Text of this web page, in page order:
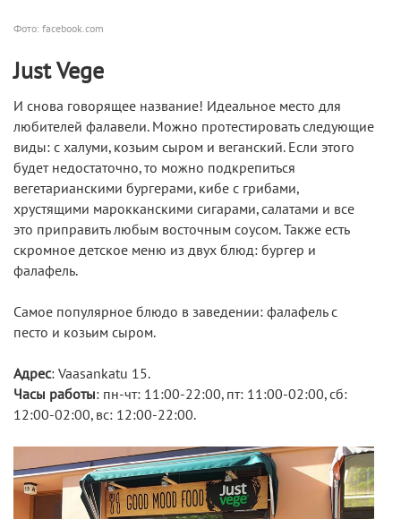
Фото: facebook.com
Just Vege
И снова говорящее название! Идеальное место для
любителей фалавели. Можно протестировать следующие
виды: с халуми, козьим сыром и веганский. Если этого
будет недостаточно, то можно подкрепиться
вегетарианскими бургерами, кибе с грибами,
хрустящими марокканскими сигарами, салатами и все
это приправить любым восточным соусом. Также есть
скромное детское меню из двух блюд: бургер и
фалафель.
Самое популярное блюдо в заведении: фалафель с
песто и козьим сыром.
Адрес: Vaasankatu 15.
Часы работы: пн-чт: 11:00-22:00, пт: 11:00-02:00, сб:
12:00-02:00, вс: 12:00-22:00.